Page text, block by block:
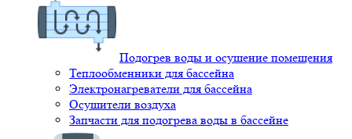
Подогрев воды и осушение помещения
Теплообменники для бассейна
Электронагреватели для бассейна
Осушители воздуха
Запчасти для подогрева воды в бассейне